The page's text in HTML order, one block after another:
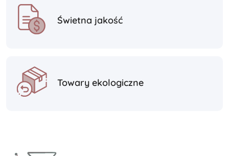
Świetna jakość
Towary ekologiczne